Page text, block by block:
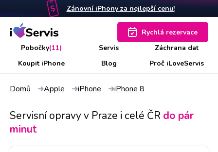
Zánovní iPhony za nejlepší cenu!
Pobočky(11) Servis
Záchrana dat
Koupit iPhone
Blog Proč iLoveServis
Rychlá rezervace
Domů Apple iPhone iPhone 8
Servisní opravy v Praze i celé ČR do pár
minut